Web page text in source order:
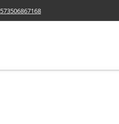
573506867168